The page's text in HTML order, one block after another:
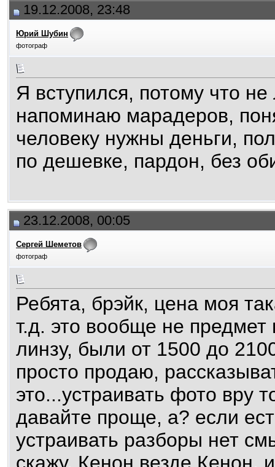
19.12.2008, 23:48
Юрий Шубин
фотограф
Я вступился, потому что
напоминаю марадеров,
человеку нужны деньги,
по дешевке, пардон, без
23.12.2008, 00:05
Сергей Шеметов
фотограф
Ребята, брэйк, цена моя
т.д. это вообще не предмет
линзу, были от 1500 до
просто продаю,
это...устраивать фото вру
давайте проще, а? если
устраивать разборы нет